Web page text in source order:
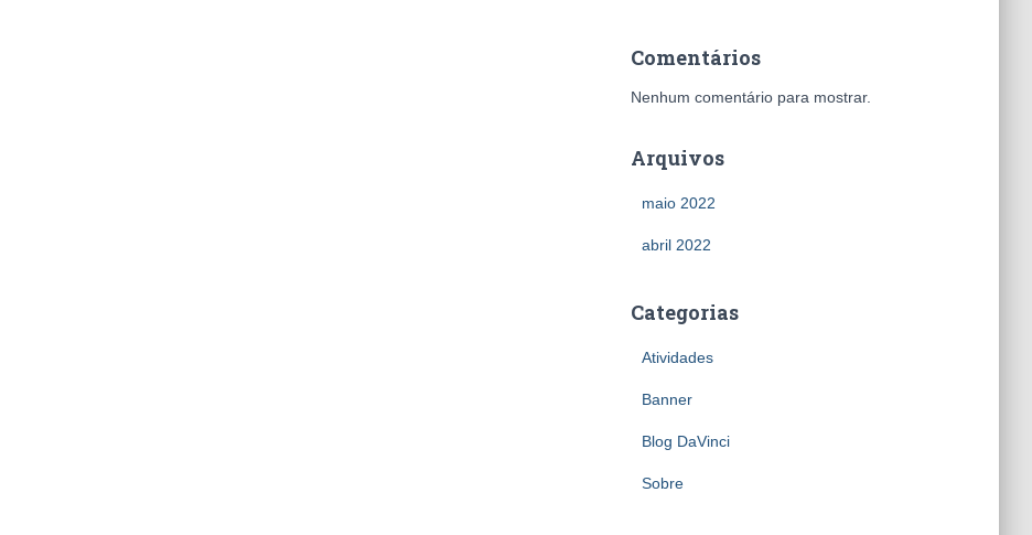
Comentários
Nenhum comentário para mostrar.
Arquivos
maio 2022
abril 2022
Categorias
Atividades
Banner
Blog DaVinci
Sobre